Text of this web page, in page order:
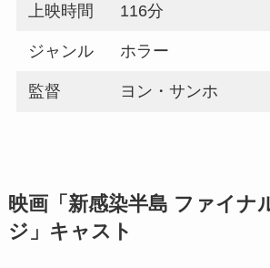
上映時間 116分
ジャンル ホラー
監督 ヨン・サンホ
映画「新感染半島 ファイナ
ジ」キャスト